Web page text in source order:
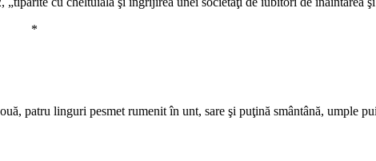
*
patru linguri pesmet rumenit în unt, sare şi puţină smântână, umple